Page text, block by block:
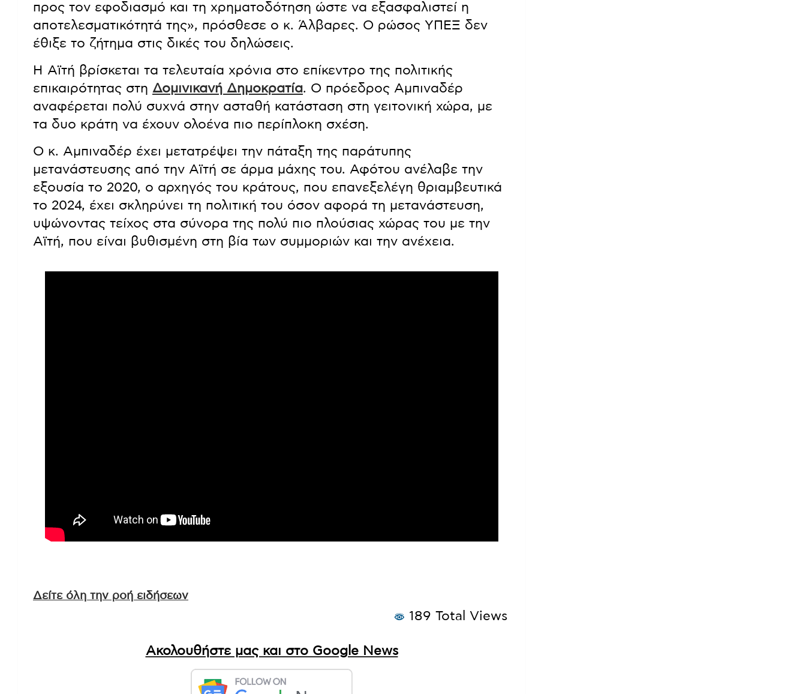
προς τον εφοδιασμό και τη χρηματοδότηση ώστε να εξασφαλιστεί η
αποτελεσματικότητά της», πρόσθεσε ο κ. Άλβαρες. Ο ρώσος ΥΠΕΞ δεν
έθιξε το ζήτημα στις δικές του δηλώσεις.
Η Αϊτή βρίσκεται τα τελευταία χρόνια στο επίκεντρο της πολιτικής
επικαιρότητας στη Δομινικανή Δημοκρατία. Ο πρόεδρος Αμπιναδέρ
αναφέρεται πολύ συχνά στην ασταθή κατάσταση στη γειτονική χώρα, με
τα δυο κράτη να έχουν ολοένα πιο περίπλοκη σχέση.
Ο κ. Αμπιναδέρ έχει μετατρέψει την πάταξη της παράτυπης
μετανάστευσης από την Αϊτή σε άρμα μάχης του. Αφότου ανέλαβε την
εξουσία το 2020, ο αρχηγός του κράτους, που επανεξελέγη θριαμβευτικά
το 2024, έχει σκληρύνει τη πολιτική του όσον αφορά τη μετανάστευση,
υψώνοντας τείχος στα σύνορα της πολύ πιο πλούσιας χώρας του με την
Αϊτή, που είναι βυθισμένη στη βία των συμμοριών και την ανέχεια.
Δείτε όλη την ροή ειδήσεων
189 Total Views
Ακολουθήστε μας και στο Google News